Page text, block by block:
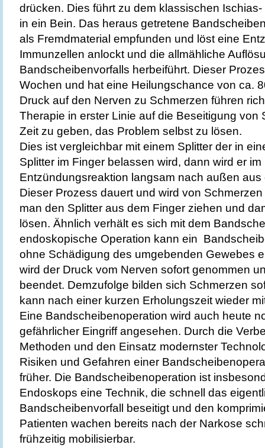
drücken. Dies führt zu dem klassischen
in ein Bein. Das heraus getretene
als Fremdmaterial empfunden und löst eine
Immunzellen anlockt und die allmähliche
Bandscheibenvorfalls herbeiführt. Dieser
Wochen und hat eine Heilungschance von ca.
Druck auf den Nerven zu Schmerzen führen
Therapie in erster Linie auf die Beseitigung von
Zeit zu geben, das Problem selbst zu lösen.
Dies ist vergleichbar mit einem Splitter der in
Splitter im Finger belassen wird, dann wird er
Entzündungsreaktion langsam nach außen aus
Dieser Prozess dauert und wird von
man den Splitter aus dem Finger ziehen und
lösen. Ähnlich verhält es sich mit dem
endoskopische Operation kann ein
ohne Schädigung des umgebenden Gewebes
wird der Druck vom Nerven sofort genommen
beendet. Demzufolge bilden sich Schmerzen
kann nach einer kurzen Erholungszeit wieder
Eine Bandscheibenoperation wird auch heute
gefährlicher Eingriff angesehen. Durch die
Methoden und den Einsatz modernster
Risiken und Gefahren einer
früher. Die Bandscheibenoperation ist
Endoskops eine Technik, die schnell das
Bandscheibenvorfall beseitigt und den
Patienten wachen bereits nach der Narkose
frühzeitig mobilisierbar.